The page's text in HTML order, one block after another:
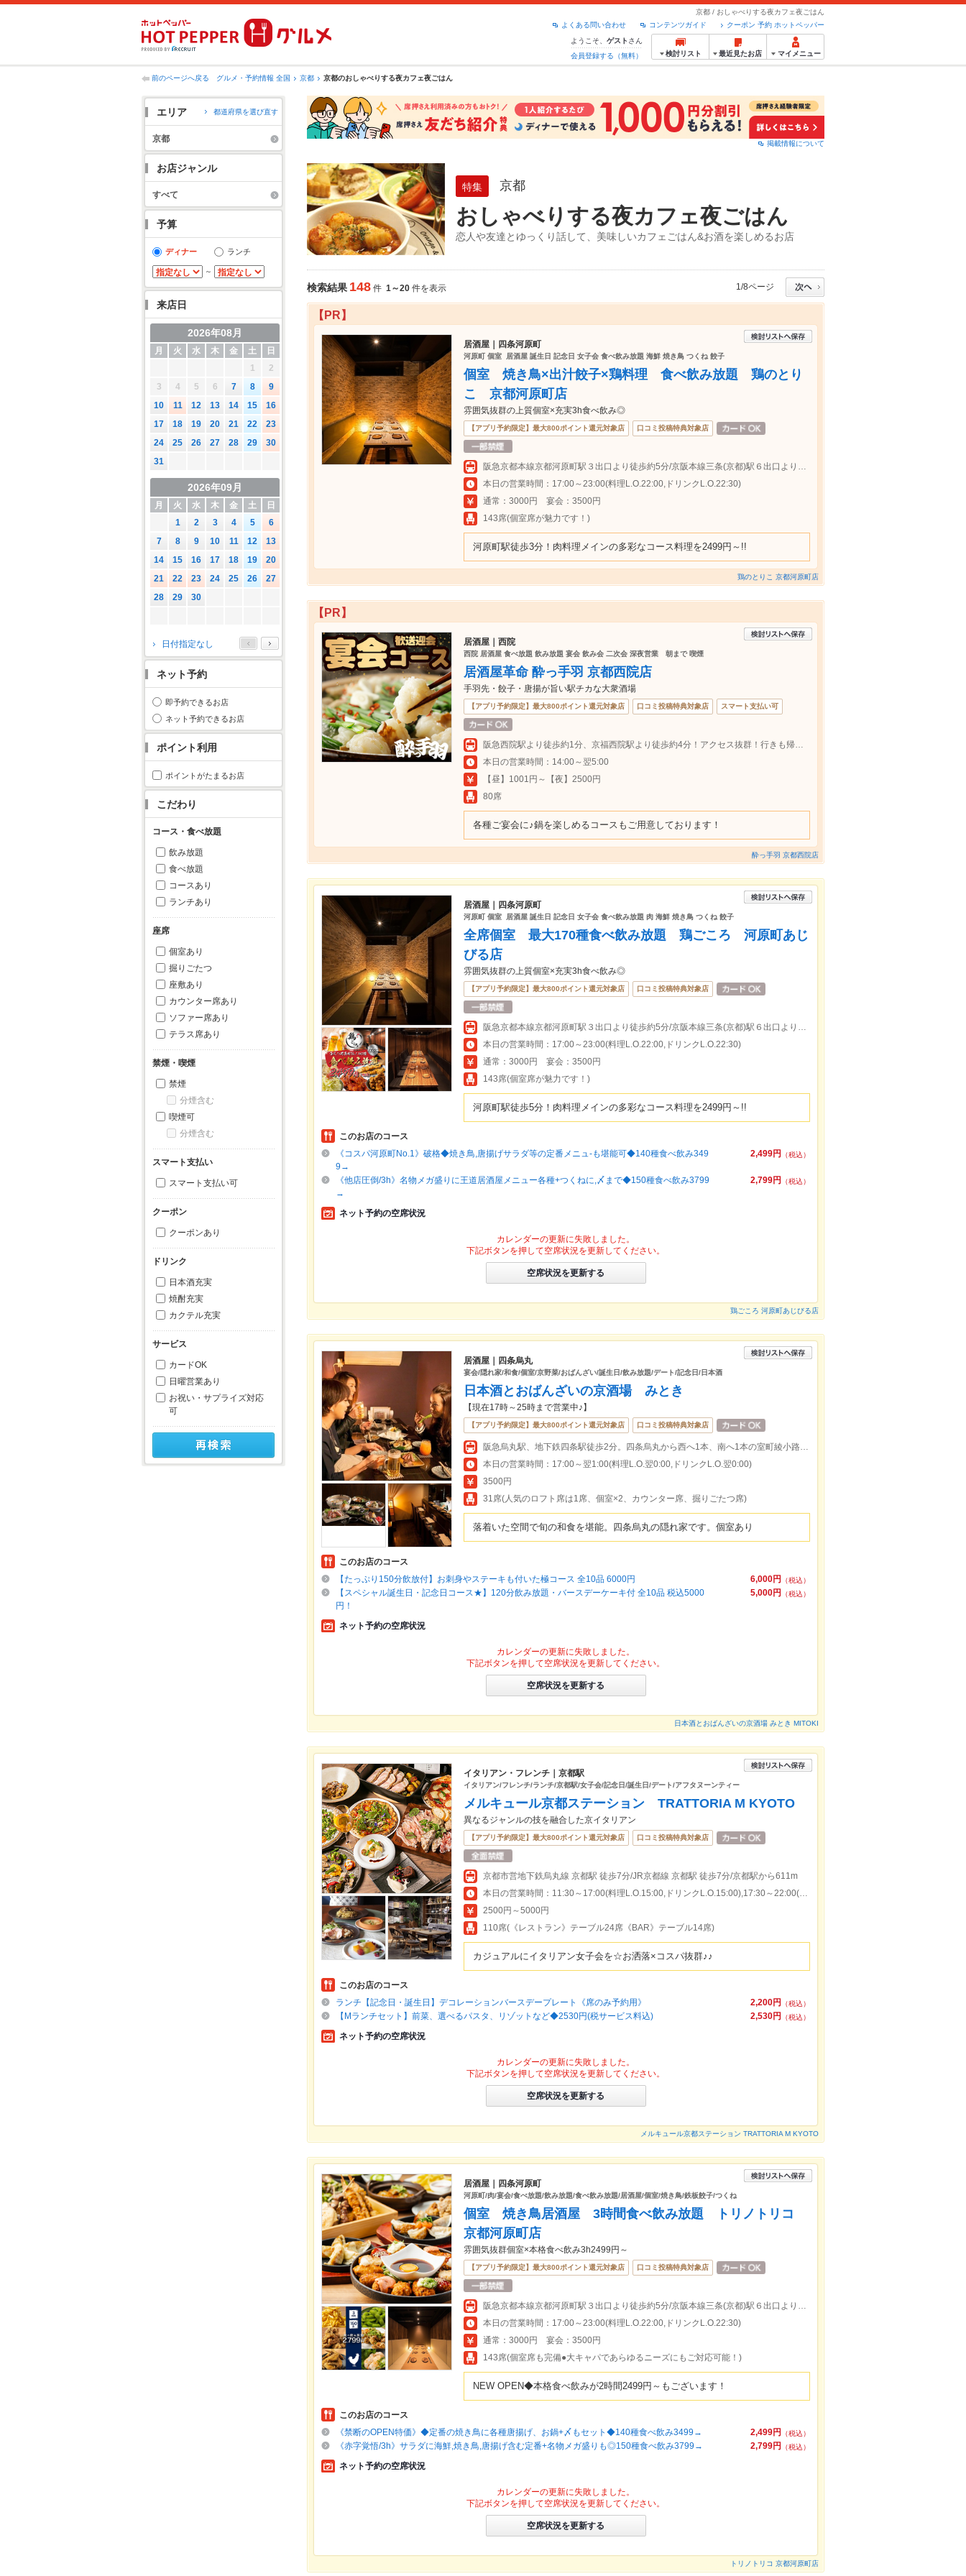
京都 / おしゃべりする夜カフェ夜ごはん
クーポン 予約 ホットペッパー
コンテンツガイド
よくある問い合わせ
ようこそ、 ゲスト さん
会員登録する（無料）
検討リスト 最近見たお店 マイメニュー
前のページへ戻る グルメ・予約情報 全国 京都 京都のおしゃべりする夜カフェ夜ごはん
エリア 都道府県を選び直す
京都
お店ジャンル
すべて
予算
ディナー ランチ
～
来店日
2026年08月
月 火 水 木 金 土
日
1
2
3
4 5 6 7 8
9
10
11 12 13 14 15
16
17
18 19 20 21 22
23
24
25 26 27 28 29
30
31
2026年09月
月 火 水 木 金 土
日
1
2 3 4 5
6
7
8 9 10 11 12
13
14
15 16 17 18 19
20
21
22 23 24 25 26
27
28
29 30
2026年10月
月 火 水 木 金 土
日
5
12
14 15 16
19
20 21 22 23 24
25
26
27 28 29
日付指定なし
ネット予約
即予約できるお店
ネット予約できるお店
ポイント利用
ポイントがたまるお店
こだわり
コース・食べ放題
飲み放題
食べ放題
コースあり
ランチあり
座席
個室あり
掘りごたつ
座敷あり
カウンター席あり
ソファー席あり
テラス席あり
禁煙・喫煙
禁煙
分煙含む
喫煙可
分煙含む
スマート支払い
スマート支払い可
クーポン
クーポンあり
ドリンク
日本酒充実
焼酎充実
カクテル充実
サービス
カードOK
日曜営業あり
お祝い・サプライズ対応
可
掲載情報について
特集 京都
おしゃべりする夜カフェ夜ごはん
恋人や友達とゆっくり話して、美味しいカフェごはん&お酒を楽しめるお店
検索結果 148 件 1～20 件を表示 1/8ページ
【PR】
居酒屋｜四条河原町
河原町 個室 居酒屋 誕生日 記念日 女子会 食べ飲み放題 海鮮 焼き鳥 つくね 餃子
個室 焼き鳥×出汁餃子×鶏料理 食べ飲み放題 鶏のとり
こ 京都河原町店
雰囲気抜群の上質個室×充実3h食べ飲み◎
【アプリ予約限定】最大800ポイント還元対象店 口コミ投稿特典対象店
阪急京都本線京都河原町駅３出口より徒歩約5分/京阪本線三条(京都)駅６出口より徒歩約7分の好立地
本日の営業時間：17:00～23:00(料理L.O.22:00,ドリンクL.O.22:30)
通常：3000円 宴会：3500円
143席(個室席が魅力です！)
河原町駅徒歩3分！肉料理メインの多彩なコース料理を2499円～!!
鶏のとりこ 京都河原町店
【PR】
居酒屋｜西院
西院 居酒屋 食べ放題 飲み放題 宴会 飲み会 二次会 深夜営業 朝まで 喫煙
居酒屋革命 酔っ手羽 京都西院店
手羽先・餃子・唐揚が旨い駅チカな大衆酒場
【アプリ予約限定】最大800ポイント還元対象店 口コミ投稿特典対象店 スマート支払い可
阪急西院駅より徒歩約1分、京福西院駅より徒歩約4分！アクセス抜群！行きも帰りも楽ちんな酔っ手羽で宴会しませんか？
本日の営業時間：14:00～翌5:00
【昼】1001円～【夜】2500円
80席
各種ご宴会に♪鍋を楽しめるコースもご用意しております！
酔っ手羽 京都西院店
居酒屋｜四条河原町
河原町 個室 居酒屋 誕生日 記念日 女子会 食べ飲み放題 肉 海鮮 焼き鳥 つくね 餃子
全席個室 最大170種食べ飲み放題 鶏ごころ 河原町あじ
びる店
雰囲気抜群の上質個室×充実3h食べ飲み◎
【アプリ予約限定】最大800ポイント還元対象店 口コミ投稿特典対象店
阪急京都本線京都河原町駅３出口より徒歩約5分/京阪本線三条(京都)駅６出口より徒歩約7分！駅からスグの好立地です！★
本日の営業時間：17:00～23:00(料理L.O.22:00,ドリンクL.O.22:30)
通常：3000円 宴会：3500円
143席(個室席が魅力です！)
河原町駅徒歩5分！肉料理メインの多彩なコース料理を2499円～!!
このお店のコース
2,499円
（税込）
《コスパ河原町No.1》破格◆焼き鳥,唐揚げサラダ等の定番メニュ-も堪能可◆140種食べ飲み349
9→
2,799円
（税込）
《他店圧倒/3h》名物メガ盛りに王道居酒屋メニュー各種+つくねに,〆まで◆150種食べ飲み3799
→
ネット予約の空席状況
カレンダーの更新に失敗しました。
下記ボタンを押して空席状況を更新してください。
空席状況を更新する
鶏ごころ 河原町あじびる店
居酒屋｜四条烏丸
宴会/隠れ家/和食/個室/京野菜/おばんざい/誕生日/飲み放題/デート/記念日/日本酒
日本酒とおばんざいの京酒場 みとき
【現在17時～25時まで営業中♪】
【アプリ予約限定】最大800ポイント還元対象店 口コミ投稿特典対象店
阪急烏丸駅、地下鉄四条駅徒歩2分。四条烏丸から西へ1本、南へ1本の室町綾小路のお店。
本日の営業時間：17:00～翌1:00(料理L.O.翌0:00,ドリンクL.O.翌0:00)
3500円
31席(人気のロフト席は1席、個室×2、カウンター席、掘りごたつ席)
落着いた空間で旬の和食を堪能。四条烏丸の隠れ家です。個室あり
このお店のコース
6,000円
（税込）
【たっぷり150分飲放付】お刺身やステーキも付いた極コース 全10品 6000円
5,000円
（税込）
【スペシャル誕生日・記念日コース★】120分飲み放題・バースデーケーキ付 全10品 税込5000
円！
ネット予約の空席状況
カレンダーの更新に失敗しました。
下記ボタンを押して空席状況を更新してください。
空席状況を更新する
日本酒とおばんざいの京酒場 みとき MITOKI
イタリアン・フレンチ｜京都駅
イタリアン/フレンチ/ランチ/京都駅/女子会/記念日/誕生日/デート/アフタヌーンティー
メルキュール京都ステーション TRATTORIA M KYOTO
異なるジャンルの技を融合した京イタリアン
【アプリ予約限定】最大800ポイント還元対象店 口コミ投稿特典対象店
京都市営地下鉄烏丸線 京都駅 徒歩7分/JR京都線 京都駅 徒歩7分/京都駅から611m
本日の営業時間：11:30～17:00(料理L.O.15:00,ドリンクL.O.15:00),17:30～22:00(料理L.O.21:00,ドリンクL.O.21:30)
2500円～5000円
110席(《レストラン》テーブル24席《BAR》テーブル14席)
カジュアルにイタリアン女子会を☆お洒落×コスパ抜群♪♪
このお店のコース
2,200円
（税込）
ランチ【記念日・誕生日】デコレーションバースデープレート《席のみ予約用》
2,530円
（税込）
【Mランチセット】前菜、選べるパスタ、リゾットなど◆2530円(税サービス料込)
ネット予約の空席状況
カレンダーの更新に失敗しました。
下記ボタンを押して空席状況を更新してください。
空席状況を更新する
メルキュール京都ステーション TRATTORIA M KYOTO
居酒屋｜四条河原町
河原町/肉/宴会/食べ放題/飲み放題/食べ飲み放題/居酒屋/個室/焼き鳥/鉄板餃子/つくね
個室 焼き鳥居酒屋 3時間食べ飲み放題 トリノトリコ
京都河原町店
雰囲気抜群個室×本格食べ飲み3h2499円～
【アプリ予約限定】最大800ポイント還元対象店 口コミ投稿特典対象店
阪急京都本線京都河原町駅３出口より徒歩約5分/京阪本線三条(京都)駅６出口より徒歩約7分
本日の営業時間：17:00～23:00(料理L.O.22:00,ドリンクL.O.22:30)
通常：3000円 宴会：3500円
143席(個室席も完備●大キャパであらゆるニーズにもご対応可能！)
NEW OPEN◆本格食べ飲みが2時間2499円～もございます！
このお店のコース
2,499円
（税込）
《禁断のOPEN特価》◆定番の焼き鳥に各種唐揚げ、お鍋+〆もセット◆140種食べ飲み3499→
2,799円
（税込）
《赤字覚悟/3h》サラダに海鮮,焼き鳥,唐揚げ含む定番+名物メガ盛りも◎150種食べ飲み3799→
ネット予約の空席状況
カレンダーの更新に失敗しました。
下記ボタンを押して空席状況を更新してください。
空席状況を更新する
トリノトリコ 京都河原町店